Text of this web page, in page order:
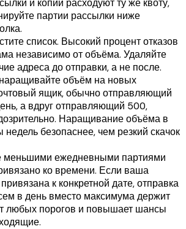
партии рассылки ниже
список. Высокий процент отказов
независимо от объёма. Удаляйте
адреса до отправки, а не после.
объём на новых
ящик, обычно отправляющий
а вдруг отправляющий 500,
Наращивание объёма в
недель безопаснее, чем резкий скачок
меньшими ежедневными партиями
ко времени. Если ваша
к конкретной дате, отправка
в день вместо максимума держит
любых порогов и повышает шансы